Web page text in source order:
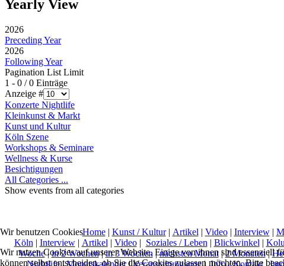
Yearly View
2026
Preceding Year
2026
Following Year
Pagination List Limit
1 - 0 / 0 Einträge
Anzeige #
Konzerte Nightlife
Kleinkunst & Markt
Kunst und Kultur
Köln Szene
Workshops & Seminare
Wellness & Kurse
Besichtigungen
All Categories ...
Show events from all categories
Home| Kunst / Kultur| Artikel | Video| Interview|
Köln | Interview| Artikel | Video| Soziales / Leben | Blickwinkel |
Woche|in 2 Wochen|in 3 Wochen |nächsten Monat|2 Monaten|
Nightlife|Monatskalender|Veranstaltungsorte|Info / Kontakt|
Wir benutzen Cookies
Wir nutzen Cookies auf unserer Website. Einige von ihnen sind essenziell
können selbst entscheiden, ob Sie die Cookies zulassen möchten. Bitte